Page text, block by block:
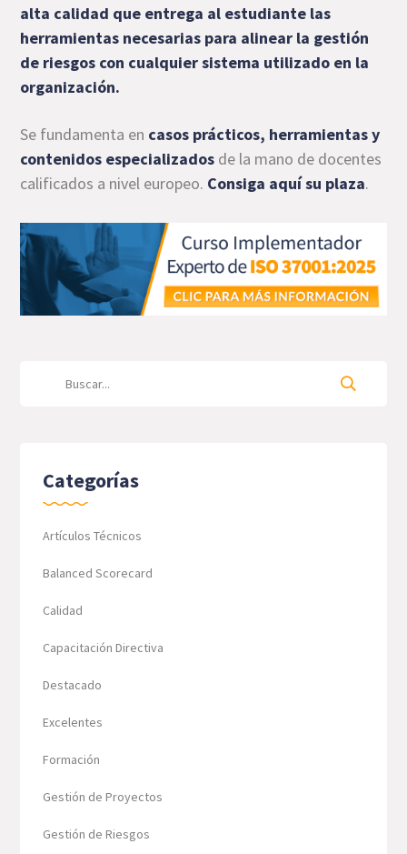
alta calidad que entrega al estudiante las
herramientas necesarias para alinear la gestión
de riesgos con cualquier sistema utilizado en la
organización.
Se fundamenta en casos prácticos, herramientas y
contenidos especializados de la mano de docentes
calificados a nivel europeo. Consiga aquí su plaza.
Categorías
Artículos Técnicos
Balanced Scorecard
Calidad
Capacitación Directiva
Destacado
Excelentes
Formación
Gestión de Proyectos
Gestión de Riesgos